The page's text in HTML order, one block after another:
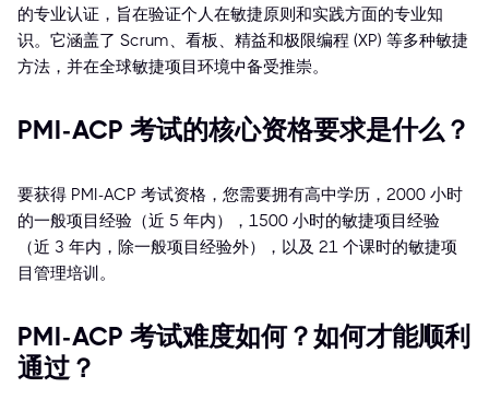
的专业认证，旨在验证个人在敏捷原则和实践方面的专业知
识。它涵盖了 Scrum、看板、精益和极限编程 (XP) 等多种敏捷
方法，并在全球敏捷项目环境中备受推崇。
PMI-ACP 考试的核心资格要求是什么？
要获得 PMI-ACP 考试资格，您需要拥有高中学历，2000 小时
的一般项目经验（近 5 年内），1500 小时的敏捷项目经验
（近 3 年内，除一般项目经验外），以及 21 个课时的敏捷项
目管理培训。
PMI-ACP 考试难度如何？如何才能顺利
通过？